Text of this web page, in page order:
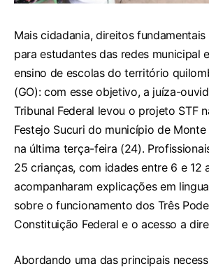
Mais cidadania, direitos
para estudantes das redes municipal
ensino de escolas do território
(GO): com esse objetivo, a juíza-
Tribunal Federal levou o projeto STF
Festejo Sucuri do município de
na última terça-feira (24).
25 crianças, com idades entre 6 e 12
acompanharam explicações em
sobre o funcionamento dos Três
Constituição Federal e o acesso a
Abordando uma das principais